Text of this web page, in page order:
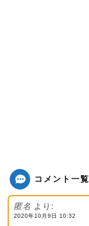
コメント一覧
匿名 より:
2020年10月9日 10:32